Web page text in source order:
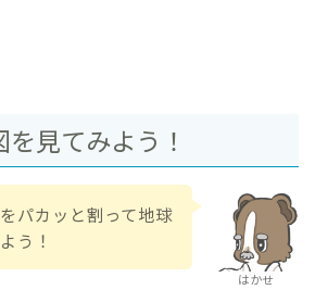
見てみよう！
はかせ
パカッと割って地球
う！